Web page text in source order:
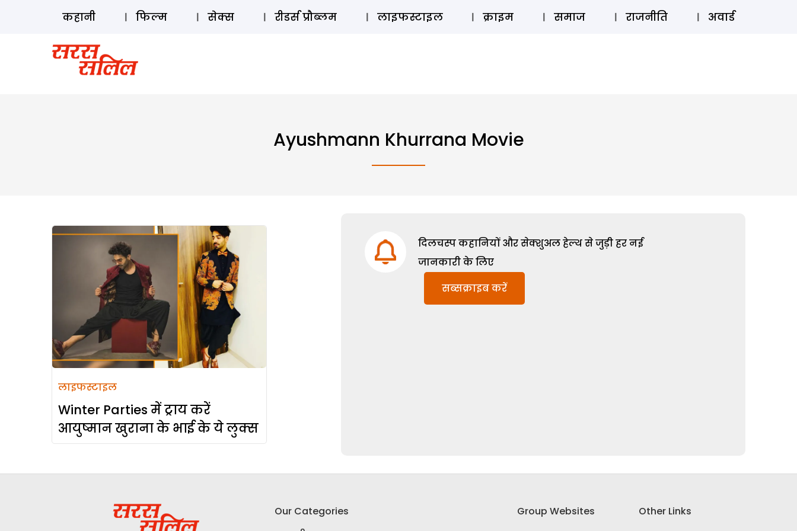
ऑडियो स्टोरी लॉग इन ⚲ SUBSCRIBE
कहानी फिल्म सेक्स रीडर्स प्रौब्लम लाइफस्टाइल क्राइम समाज राजनीति अवार्ड
Ayushmann Khurrana Movie
लाइफस्टाइल
Winter Parties में ट्राय करें
आयुष्मान खुराना के भाई के ये लुक्स
दिलचस्प कहानियों और सेक्शुअल हेल्थ से जुड़ी हर नई
जानकारी के लिए
सब्सक्राइब करें
Our Categories
Group Websites
Other Links